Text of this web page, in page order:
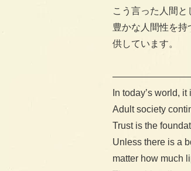
こう言った人間
豊かな人間性を
供しています。
In today’s world,
Adult society
Trust is the
Unless there is a
matter how much